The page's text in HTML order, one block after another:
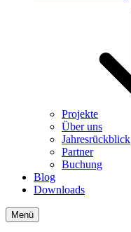
Projekte
Über uns
Jahresrückblick
Partner
Buchung
Blog
Downloads
Menü